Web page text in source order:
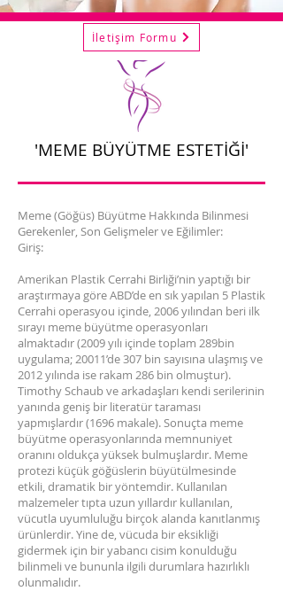
'MEME BÜYÜTME ESTETİĞİ'
Meme (Göğüs) Büyütme Hakkında Bilinmesi
Gerekenler, Son Gelişmeler ve Eğilimler:
Giriş:
Amerikan Plastik Cerrahi Birliği’nin yaptığı bir
araştırmaya göre ABD’de en sık yapılan 5 Plastik
Cerrahi operasyou içinde, 2006 yılından beri ilk
sırayı meme büyütme operasyonları
almaktadır (2009 yılı içinde toplam 289bin
uygulama; 20011’de 307 bin sayısına ulaşmış ve
2012 yılında ise rakam 286 bin olmuştur).
Timothy Schaub ve arkadaşları kendi serilerinin
yanında geniş bir literatür taraması
yapmışlardır (1696 makale). Sonuçta meme
büyütme operasyonlarında memnuniyet
oranını oldukça yüksek bulmuşlardır. Meme
protezi küçük göğüslerin büyütülmesinde
etkili, dramatik bir yöntemdir. Kullanılan
malzemeler tıpta uzun yıllardır kullanılan,
vücutla uyumluluğu birçok alanda kanıtlanmış
ürünlerdir. Yine de, vücuda bir eksikliği
gidermek için bir yabancı cisim konulduğu
bilinmeli ve bununla ilgili durumlara hazırlıklı
olunmalıdır.
İletişim Formu